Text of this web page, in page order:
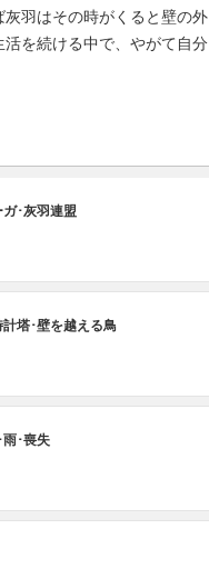
羽はその時がくると壁の外
を続ける中で、やがて自分
･灰羽連盟
計塔･壁を越える鳥
･喪失